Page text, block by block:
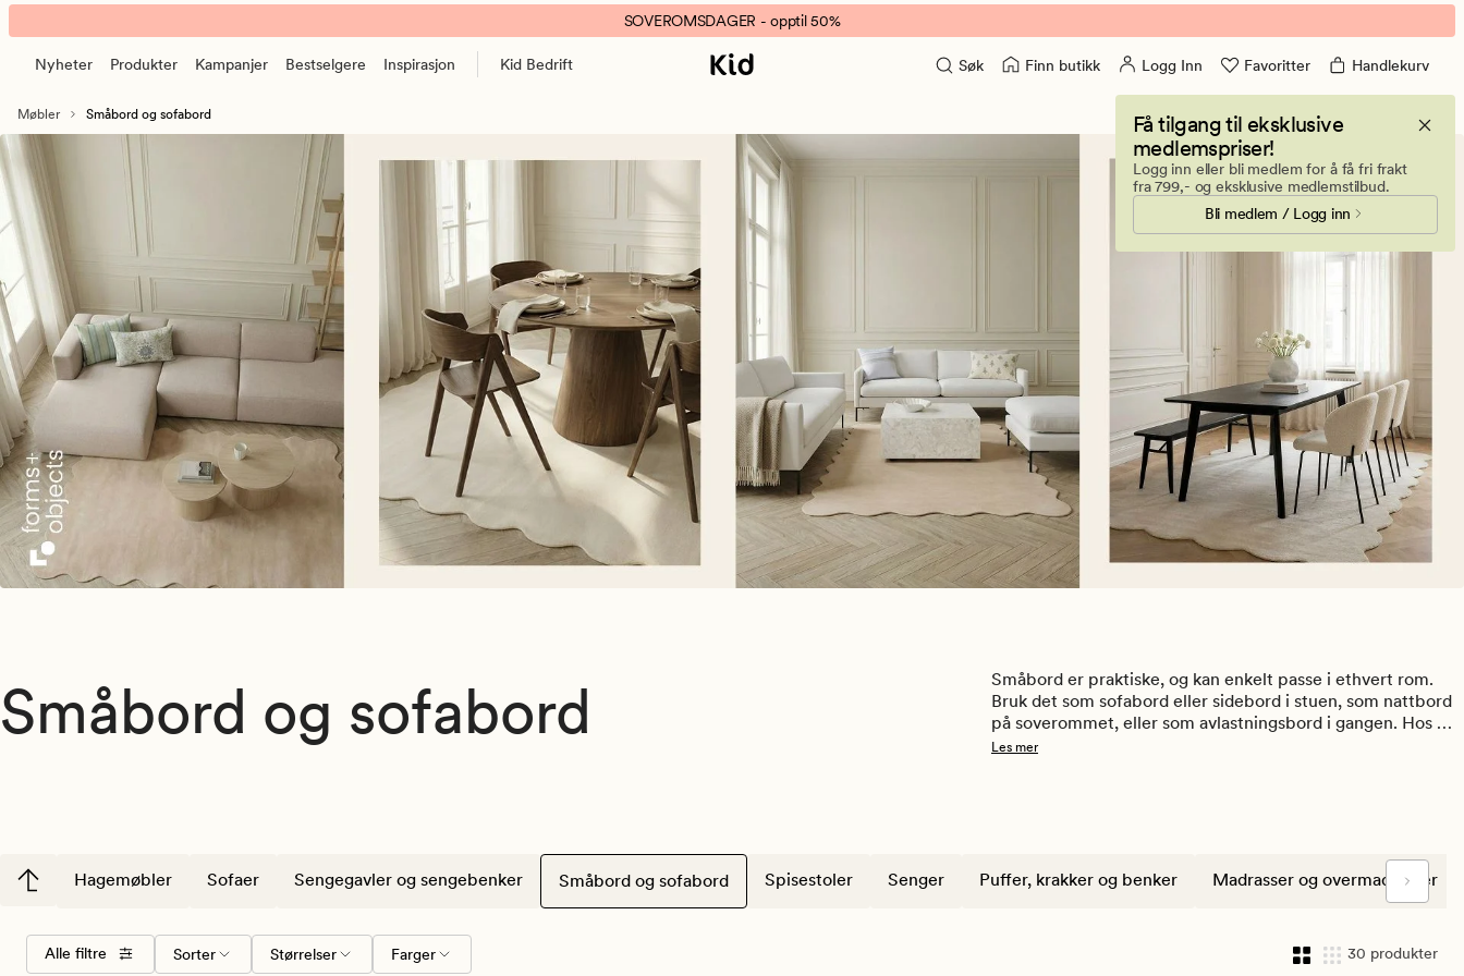
Småbord
–
Sidebord
sofabord
banner.
Klikk
for
å
pause.
SOVEROMSDAGER - opptil 50%
Nyheter Produkter Kampanjer Bestselgere Inspirasjon Kid Bedrift Søk Finn butikk Logg Inn Favoritter Handlekurv
Få tilgang til eksklusive
medlemspriser!
Logg inn eller bli medlem for å få fri frakt
fra 799,- og eksklusive medlemstilbud.
Bli medlem / Logg inn
Møbler Småbord og sofabord
Småbord og sofabord
Småbord er praktiske, og kan enkelt passe i ethvert rom.
Bruk det som sofabord eller sidebord i stuen, som nattbord
på soverommet, eller som avlastningsbord i gangen. Hos
Kid har vi flere typer småbord i ulike fasonger, farger og
Les mer
Hagemøbler Sofaer Sengegavler og sengebenker Småbord og sofabord Spisestoler Senger Puffer, krakker og benker Madrasser og overmadrasser
Alle filtre
Velg
sorteringsrekkefølge
Sorter Størrelser
Størrelser Farger
Farger 30 produkter